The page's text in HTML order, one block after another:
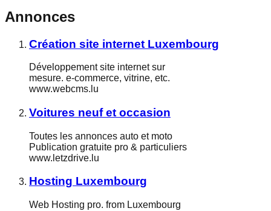
Annonces
Création site internet Luxembourg
Développement site internet sur
mesure. e-commerce, vitrine, etc.
www.webcms.lu
Voitures neuf et occasion
Toutes les annonces auto et moto
Publication gratuite pro & particuliers
www.letzdrive.lu
Hosting Luxembourg
Web Hosting pro. from Luxembourg